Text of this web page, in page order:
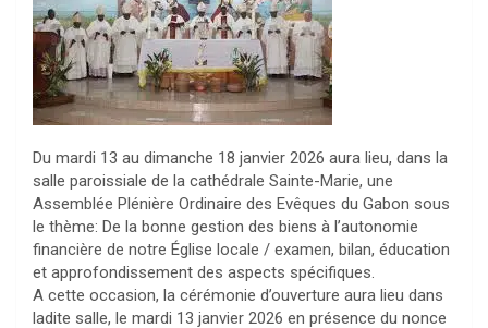
Du mardi 13 au dimanche 18 janvier 2026 aura lieu, dans la
salle paroissiale de la cathédrale Sainte-Marie, une
Assemblée Plénière Ordinaire des Evêques du Gabon sous
le thème: De la bonne gestion des biens à l’autonomie
financière de notre Église locale / examen, bilan, éducation
et approfondissement des aspects spécifiques.
A cette occasion, la cérémonie d’ouverture aura lieu dans
ladite salle, le mardi 13 janvier 2026 en présence du nonce